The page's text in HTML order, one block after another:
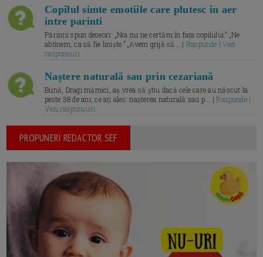
Copilul simte emotiile care plutesc in aer
intre parinti
Părinții spun deseori: „Noi nu ne certăm în fața copilului.” „Ne
abținem, ca să fie liniște.” „Avem grijă să... | Raspunde | Vezi
raspunsuri
Naștere naturală sau prin cezariană
Bună, Dragi mămici, aș vrea să știu dacă cele care au născut la
peste 38 de ani, ce ați ales: nașterea naturală sau p... |Raspunde |
Vezi raspunsuri
PROPUNERI REDACTOR SEF